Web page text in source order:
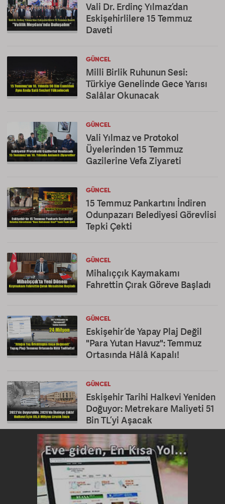
Vali Dr. Erdinç Yılmaz’dan
Eskişehirlilere 15 Temmuz
Daveti
GÜNCEL
Milli Birlik Ruhunun Sesi:
Türkiye Genelinde Gece Yarısı
Salâlar Okunacak
GÜNCEL
Vali Yılmaz ve Protokol
Üyelerinden 15 Temmuz
Gazilerine Vefa Ziyareti
GÜNCEL
15 Temmuz Pankartını İndiren
Odunpazarı Belediyesi Görevlisi
Tepki Çekti
GÜNCEL
Mihalıççık Kaymakamı
Fahrettin Çırak Göreve Başladı
GÜNCEL
Eskişehir’de Yapay Plaj Değil
"Para Yutan Havuz": Temmuz
Ortasında Hâlâ Kapalı!
GÜNCEL
Eskişehir Tarihi Halkevi Yeniden
Doğuyor: Metrekare Maliyeti 51
Bin TL’yi Aşacak